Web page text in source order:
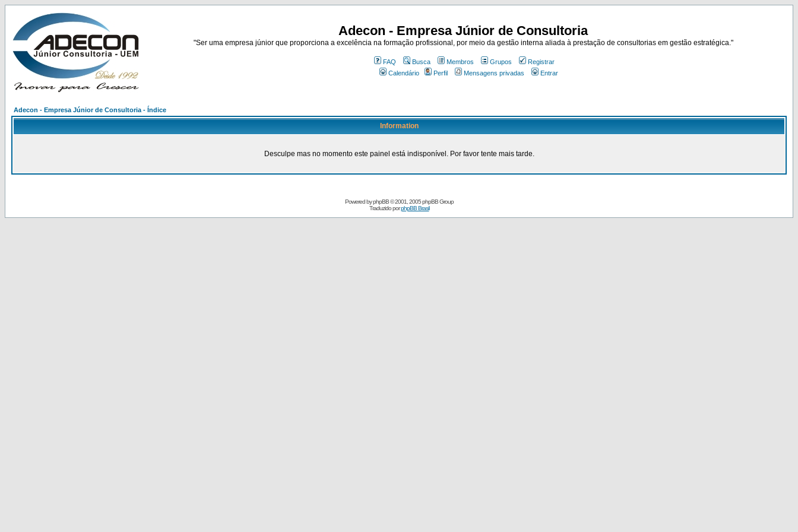
Adecon - Empresa Júnior de Consultoria
"Ser uma empresa júnior que proporciona a excelência na formação profissional, por meio da gestão interna aliada à prestação de consultorias em gestão estratégica."
FAQ Busca Membros Grupos
Registrar
Calendário
Perfil Mensagens privadas Entrar
Adecon - Empresa Júnior de Consultoria - Índice
Information
Desculpe mas no momento este painel está indisponível. Por favor tente mais tarde.
Powered byphpBB© 2001, 2005 phpBB Group
Traduzido porphpBB Brasil